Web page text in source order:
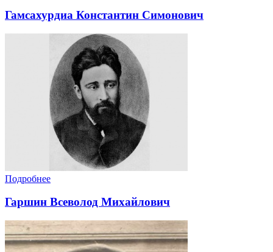
Гамсахурдиа Константин Симонович
Подробнее
Гаршин Всеволод Михайлович